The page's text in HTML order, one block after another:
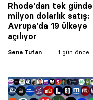
Rhode’dan tek
milyon dolarlık satış:
Avrupa’da 19 ülkeye
açılıyor
Sena Tufan 1 gün önce